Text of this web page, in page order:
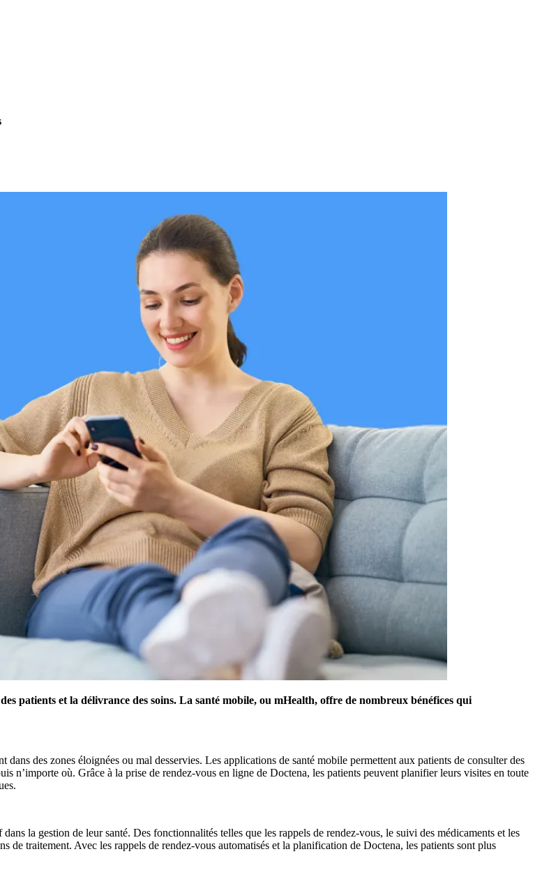
patients et la délivrance des soins. La santé mobile, ou mHealth, offre de nombreux bénéfices qui
des zones éloignées ou mal desservies. Les applications de santé mobile permettent aux patients de consulter des
n’importe où. Grâce à la prise de rendez-vous en ligne de Doctena, les patients peuvent planifier leurs visites en toute
la gestion de leur santé. Des fonctionnalités telles que les rappels de rendez-vous, le suivi des médicaments et les
de traitement. Avec les rappels de rendez-vous automatisés et la planification de Doctena, les patients sont plus